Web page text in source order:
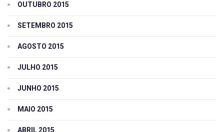
OUTUBRO 2015
SETEMBRO 2015
AGOSTO 2015
JULHO 2015
JUNHO 2015
MAIO 2015
ABRIL 2015